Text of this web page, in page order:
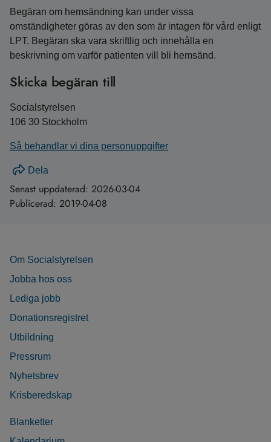
Begäran om hemsändning kan under vissa
omständigheter göras av den som är intagen för vård enligt
LPT. Begäran ska vara skriftlig och innehålla en
beskrivning om varför patienten vill bli hemsänd.
Skicka begäran till
Socialstyrelsen
106 30 Stockholm
Så behandlar vi dina personuppgifter
Dela
Senast uppdaterad: 2026-03-04
Publicerad: 2019-04-08
Om Socialstyrelsen
Jobba hos oss
Lediga jobb
Donationsregistret
Utbildning
Pressrum
Nyhetsbrev
Krisberedskap
Blanketter